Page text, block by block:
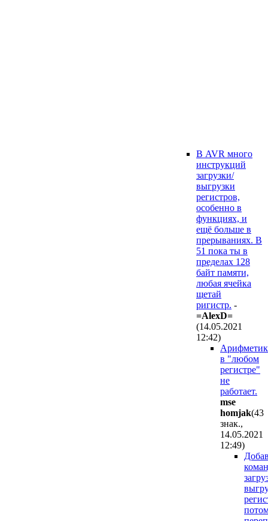
В AVR много
инструкций
загрузки/
выгрузки
регистров,
особенно в
функциях, и
ещё больше в
прерываниях. В
51 пока ты в
пределах 128
байт памяти,
любая ячейка
щетай
ригистр. -
=AlexD=
(14.05.2021
12:42)
в "любом
регистре"
не
работает.
mse
homjak(43
знак.,
14.05.2021
12:49)